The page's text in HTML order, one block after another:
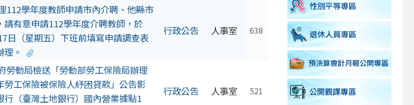
112學年度教師申請市內介聘、他縣市
請有意申請112學年度介聘教師，於
日（星期五）下班前填寫申請調查表
。
行政公告 人事室 638
勞動局檢送「勞動部勞工保險局辦理
勞工保險被保險人紓困貸款」公告影
行（臺灣土地銀行）國內營業據點1
行政公告 人事室 521